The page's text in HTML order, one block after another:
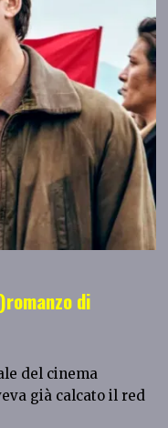
di
del cinema
già calcato il red